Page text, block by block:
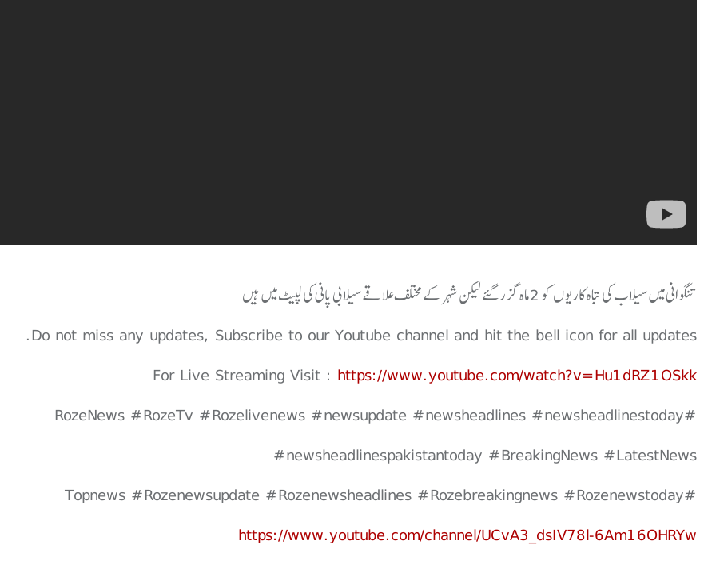
تنگوانی میں سیلاب کی تباہ کاریوں کو 2 ماہ گزر گئے لیکن شہر کے مختلف علاقے سیلابی پانی کی لپیٹ میں ہیں
Do not miss any updates, Subscribe to our Youtube channel and hit the bell icon for all updates.
For Live Streaming Visit : https://www.youtube.com/watch?v=Hu1dRZ1OSkk
#RozeNews #RozeTv #Rozelivenews #newsupdate #newsheadlines #newsheadlinestoday
#newsheadlinespakistantoday #BreakingNews #LatestNews
#Topnews #Rozenewsupdate #Rozenewsheadlines #Rozebreakingnews #Rozenewstoday
https://www.youtube.com/channel/UCvA3_dsIV78l-6Am16OHRYw